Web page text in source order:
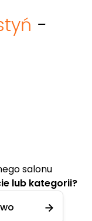
-
salonu
lub kategorii?